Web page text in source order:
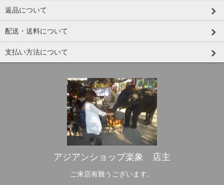
返品について
配送・送料について
支払い方法について
アジアンショップ楽象 店主
ご来店有難うございます。